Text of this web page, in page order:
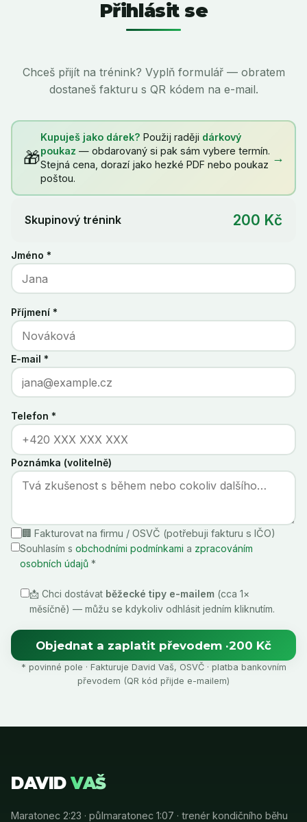
Přihlásit se
Chceš přijít na trénink? Vyplň formulář — obratem
dostaneš fakturu s QR kódem na e-mail.
🎁
Kupuješ jako dárek? Použij raději dárkový
poukaz — obdarovaný si pak sám vybere termín.
Stejná cena, dorazí jako hezké PDF nebo poukaz
poštou.
→
Skupinový trénink 200 Kč
Jméno *
Příjmení *
E-mail *
Telefon *
Poznámka (volitelně)
🏢 Fakturovat na firmu / OSVČ (potřebuji fakturu s IČO)
Souhlasím s obchodními podmínkami a zpracováním
osobních údajů *
📩 Chci dostávat běžecké tipy e-mailem(cca 1×
měsíčně) — můžu se kdykoliv odhlásit jedním kliknutím.
Objednat a zaplatit převodem ·200 Kč
* povinné pole · Fakturuje David Vaš, OSVČ · platba bankovním
převodem (QR kód přijde e-mailem)
DAVIDVAŠ
Maratonec 2:23 · půlmaratonec 1:07 · trenér kondičního běhu